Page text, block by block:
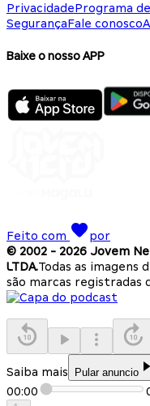
PrivacidadePrograma
SegurançaFale conosco
Baixe o nosso APP
Feito com
por
© 2002 - 2026 Jovem
LTDA.Todas as imagens
são marcas registradas
Saiba mais Pular anuncio
00:00